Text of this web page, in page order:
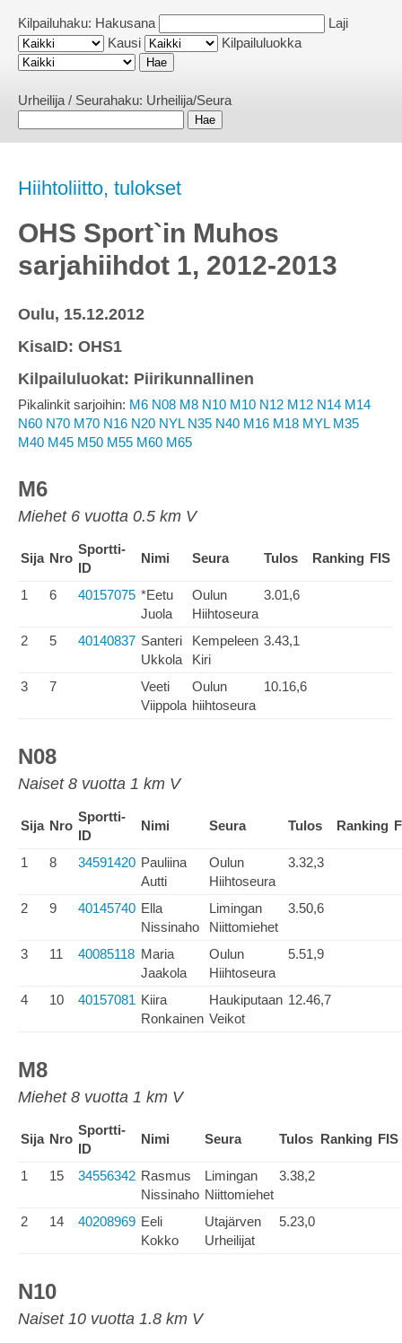
Kilpailuhaku: Hakusana
Laji
Kausi
Kilpailuluokka
Urheilija / Seurahaku: Urheilija/Seura
Hiihtoliitto, tulokset
OHS Sport`in Muhos
sarjahiihdot 1, 2012-2013
Oulu, 15.12.2012
KisaID: OHS1
Kilpailuluokat: Piirikunnallinen
Pikalinkit sarjoihin: M6 N08 M8 N10 M10 N12 M12 N14 M14
N60 N70 M70 N16 N20 NYL N35 N40 M16 M18 MYL M35
M40 M45 M50 M55 M60 M65
M6
Miehet 6 vuotta 0.5 km V
Sija Nro
Sportti-
ID
Nimi Seura Tulos Ranking FIS
1 6 40157075 *Eetu
Juola
Oulun
Hiihtoseura
3.01,6
2 5 40140837 Santeri
Ukkola
Kempeleen
Kiri
3.43,1
3 7
Veeti
Viippola
Oulun
hiihtoseura
10.16,6
N08
Naiset 8 vuotta 1 km V
Sija Nro
Sportti-
ID
Nimi Seura Tulos Ranking
1 8 34591420 Pauliina
Autti
Oulun
Hiihtoseura
3.32,3
2 9 40145740 Ella
Nissinaho
Limingan
Niittomiehet
3.50,6
3 11 40085118 Maria
Jaakola
Oulun
Hiihtoseura
5.51,9
4 10 40157081 Kiira
Ronkainen
Haukiputaan
Veikot
12.46,7
M8
Miehet 8 vuotta 1 km V
Sija Nro
Sportti-
ID
Nimi Seura Tulos Ranking FIS
1 15 34556342 Rasmus
Nissinaho
Limingan
Niittomiehet
3.38,2
2 14 40208969 Eeli
Kokko
Utajärven
Urheilijat
5.23,0
N10
Naiset 10 vuotta 1.8 km V